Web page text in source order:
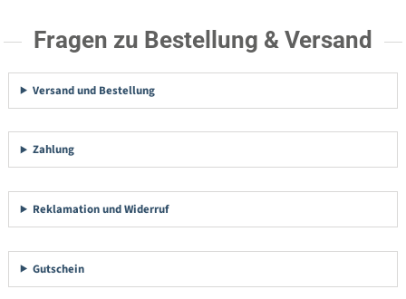
Fragen zu Bestellung & Versand
Versand und Bestellung
Zahlung
Reklamation und Widerruf
Gutschein